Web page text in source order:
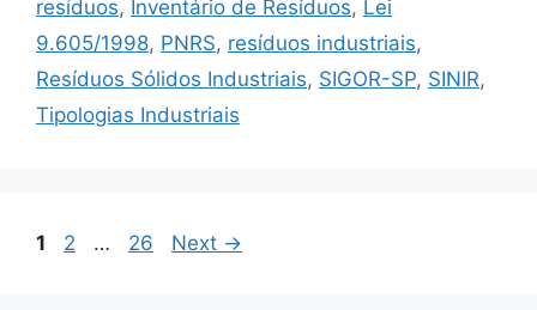
resíduos, Inventário de Resíduos, Lei
9.605/1998, PNRS, resíduos industriais,
Resíduos Sólidos Industriais, SIGOR-SP, SINIR,
Tipologias Industriais
1 2 … 26 Next →